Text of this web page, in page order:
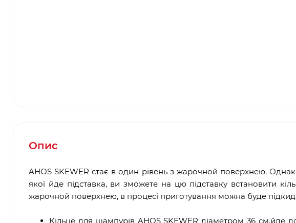
Опис
AHOS SKEWER стає в один рівень з жарочной поверхнею.
якої йде підставка, ви зможете на цю підставку встановити
жарочной поверхнею, в процесі приготування можна буде
Кільце для шампурів AHOS SKEWER діаметром 36 см.йде